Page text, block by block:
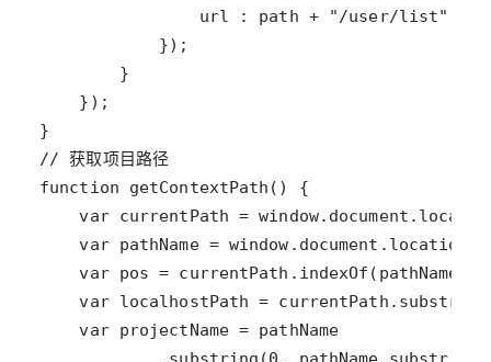
// 获取项目路径